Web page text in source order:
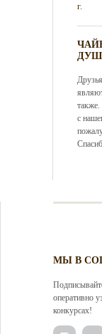
г.
также.
с
МЫ В
оперативно
конкурсах!